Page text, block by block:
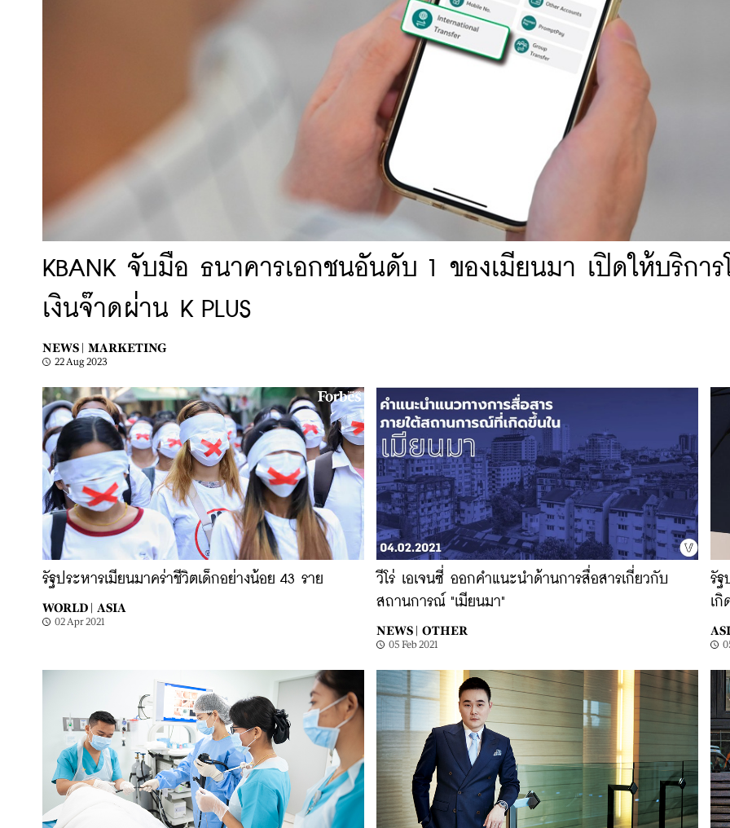
KBANK จับมือ ธนาคารเอกชนอันดับ 1 ของเมียนมา เปิดให้บริการ
เงินจ๊าดผ่าน K PLUS
NEWS | MARKETING
22 Aug 2023
รัฐประหารเมียนมาคร่าชีวิตเด็กอย่างน้อย 43 ราย
WORLD | ASIA
02 Apr 2021
วีโร่ เอเจนซี่ ออกคำแนะนำด้านการสื่อสารเกี่ยวกับ
สถานการณ์ "เมียนมา"
NEWS | OTHER
05 Feb 2021
รัฐ
เกิ